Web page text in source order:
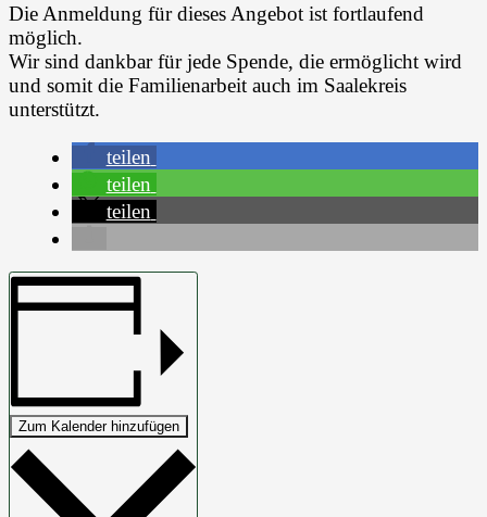
Die Anmeldung für dieses Angebot ist fortlaufend
möglich.
Wir sind dankbar für jede Spende, die ermöglicht wird
und somit die Familienarbeit auch im Saalekreis
unterstützt.
teilen
teilen
teilen
Zum Kalender hinzufügen